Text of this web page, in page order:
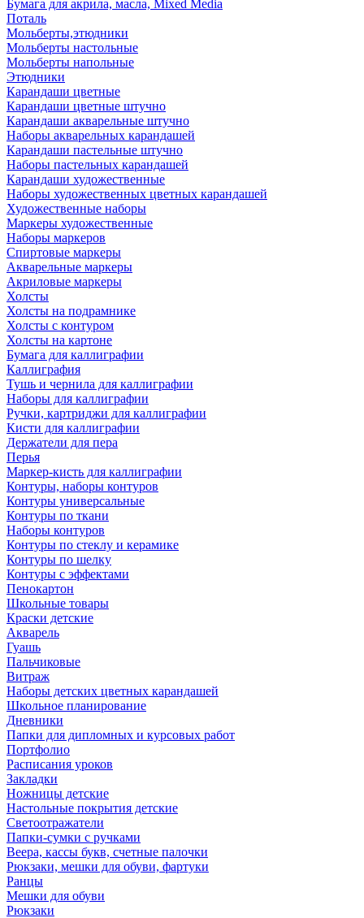
Бумага для акрила, масла, Mixed Media
Поталь
Мольберты,этюдники
Мольберты настольные
Мольберты напольные
Этюдники
Карандаши цветные
Карандаши цветные штучно
Карандаши акварельные штучно
Наборы акварельных карандашей
Карандаши пастельные штучно
Наборы пастельных карандашей
Карандаши художественные
Наборы художественных цветных карандашей
Художественные наборы
Маркеры художественные
Наборы маркеров
Спиртовые маркеры
Акварельные маркеры
Акриловые маркеры
Холсты
Холсты на подрамнике
Холсты с контуром
Холсты на картоне
Бумага для каллиграфии
Каллиграфия
Тушь и чернила для каллиграфии
Наборы для каллиграфии
Ручки, картриджи для каллиграфии
Кисти для каллиграфии
Держатели для пера
Перья
Маркер-кисть для каллиграфии
Контуры, наборы контуров
Контуры универсальные
Контуры по ткани
Наборы контуров
Контуры по стеклу и керамике
Контуры по шелку
Контуры с эффектами
Пенокартон
Школьные товары
Краски детские
Акварель
Гуашь
Пальчиковые
Витраж
Наборы детских цветных карандашей
Школьное планирование
Дневники
Папки для дипломных и курсовых работ
Портфолио
Расписания уроков
Закладки
Ножницы детские
Настольные покрытия детские
Светоотражатели
Папки-сумки с ручками
Веера, кассы букв, счетные палочки
Рюкзаки, мешки для обуви, фартуки
Ранцы
Мешки для обуви
Рюкзаки